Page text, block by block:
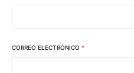
CORREO ELECTRÓNICO *